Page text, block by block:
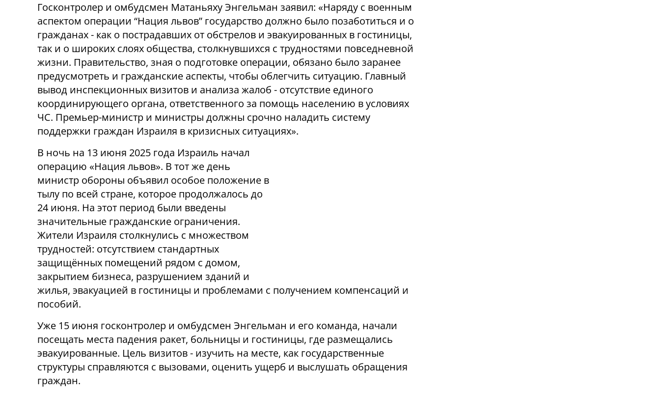
Госконтролер и омбудсмен Матаньяху Энгельман заявил: «Наряду с военным
аспектом операции “Нация львов” государство должно было позаботиться и о
гражданах - как о пострадавших от обстрелов и эвакуированных в гостиницы,
так и о широких слоях общества, столкнувшихся с трудностями повседневной
жизни. Правительство, зная о подготовке операции, обязано было заранее
предусмотреть и гражданские аспекты, чтобы облегчить ситуацию. Главный
вывод инспекционных визитов и анализа жалоб - отсутствие единого
координирующего органа, ответственного за помощь населению в условиях
ЧС. Премьер-министр и министры должны срочно наладить систему
поддержки граждан Израиля в кризисных ситуациях».
В ночь на 13 июня 2025 года Израиль начал
операцию «Нация львов». В тот же день
министр обороны объявил особое положение в
тылу по всей стране, которое продолжалось до
24 июня. На этот период были введены
значительные гражданские ограничения.
Жители Израиля столкнулись с множеством
трудностей: отсутствием стандартных
защищённых помещений рядом с домом,
закрытием бизнеса, разрушением зданий и
жилья, эвакуацией в гостиницы и проблемами с получением компенсаций и
пособий.
Уже 15 июня госконтролер и омбудсмен Энгельман и его команда, начали
посещать места падения ракет, больницы и гостиницы, где размещались
эвакуированные. Цель визитов - изучить на месте, как государственные
структуры справляются с вызовами, оценить ущерб и выслушать обращения
граждан.